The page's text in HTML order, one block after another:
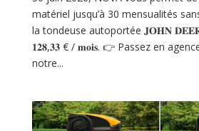
matériel jusqu’à 30 mensualités
la tondeuse autoportée 𝐉𝐎𝐇𝐍
𝟏𝟐𝟖,𝟑𝟑 € / 𝐦𝐨𝐢𝐬. 👉 Passez en
notre...